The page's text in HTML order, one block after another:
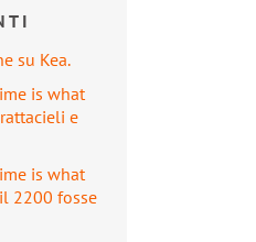
su Kea.
is what
e
is what
2200 fosse